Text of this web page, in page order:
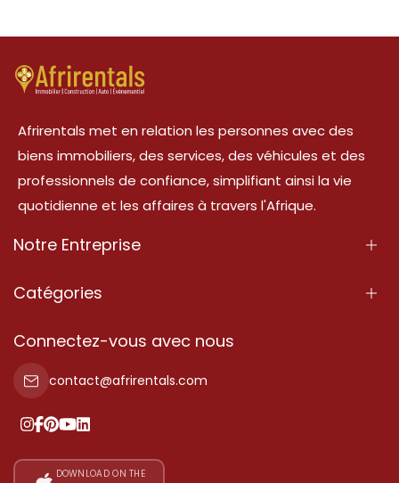
Afrirentals met en relation les personnes avec des
biens immobiliers, des services, des véhicules et des
professionnels de confiance, simplifiant ainsi la vie
quotidienne et les affaires à travers l'Afrique.
Notre Entreprise
À Propos
Conditions d'Utilisation
Politique de Confidentialité
Nos tarifs
Catégories
Propriété
Propriété à vendre
Propriété à louer
Ajoutez votre témoignage
Connectez-vous avec nous
contact@afrirentals.com
DOWNLOAD ON THE